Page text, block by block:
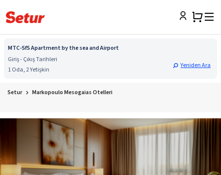
MTC-SfS Apartment by the sea and Airport
Giriş - Çıkış Tarihleri
1 Oda, 2 Yetişkin
Yeniden Ara
Setur Markopoulo Mesogaias Otelleri